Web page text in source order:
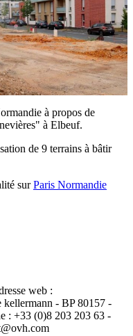
à propos de
à Elbeuf.
de 9 terrains à bâtir
surParis Normandie
web :
kellermann - BP 80157 -
: +33 (0)8 203 203 63 -